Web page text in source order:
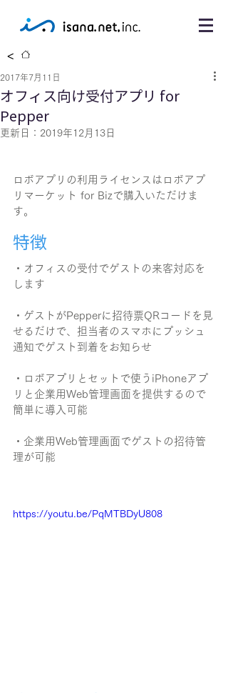
<
オフィス向け受付アプリ for
Pepper
2017年7月11日
更新日： 2019年12月13日
ロボアプリの利用ライセンスはロボアプ
リマーケット for Bizで購入いただけま
す。
特徴
・オフィスの受付でゲストの来客対応を
します
・ゲストがPepperに招待票QRコードを見
せるだけで、担当者のスマホにプッシュ
通知でゲスト到着をお知らせ
・ロボアプリとセットで使うiPhoneアプ
リと企業用Web管理画面を提供するので
簡単に導入可能
・企業用Web管理画面でゲストの招待管
理が可能
https://youtu.be/PqMTBDyU808